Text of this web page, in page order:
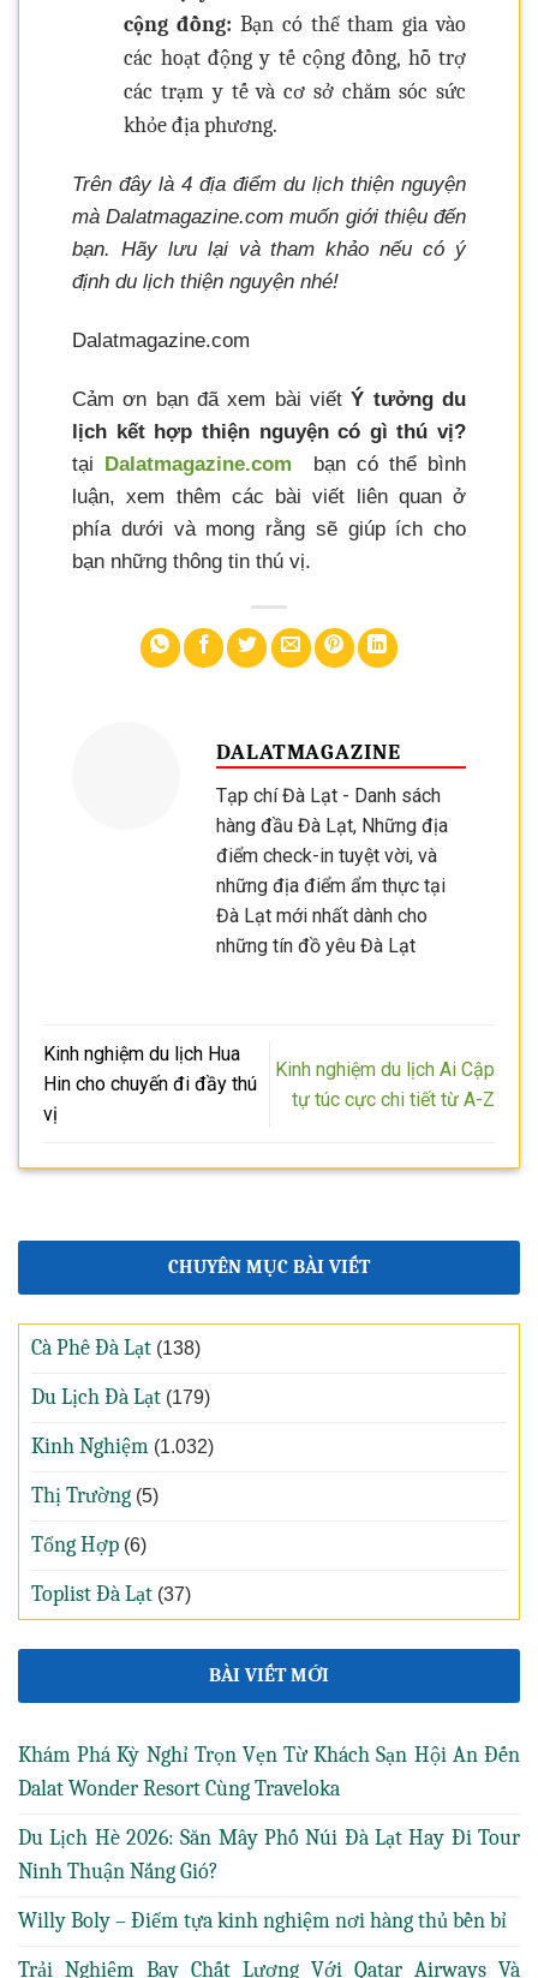
cộng đồng: Bạn có thể tham gia vào
các hoạt động y tế cộng đồng, hỗ trợ
các trạm y tế và cơ sở chăm sóc sức
khỏe địa phương.
Trên đây là 4 địa điểm du lịch thiện nguyện
mà Dalatmagazine.com muốn giới thiệu đến
bạn. Hãy lưu lại và tham khảo nếu có ý
định du lịch thiện nguyện nhé!
Dalatmagazine.com
Cảm ơn bạn đã xem bài viếtÝ tưởng du
lịch kết hợp thiện nguyện có gì thú vị?
tại
Dalatmagazine.com
bạn có thể bình
luận, xem thêm các bài viết liên quan ở
phía dưới và mong rằng sẽ giúp ích cho
bạn những thông tin thú vị.
DALATMAGAZINE
Tạp chí Đà Lạt - Danh sách
hàng đầu Đà Lạt, Những địa
điểm check-in tuyệt vời, và
những địa điểm ẩm thực tại
Đà Lạt mới nhất dành cho
những tín đồ yêu Đà Lạt
Kinh nghiệm du lịch Hua
Hin cho chuyến đi đầy thú
vị
Kinh nghiệm du lịch Ai Cập
tự túc cực chi tiết từ A-Z
CHUYÊN MỤC BÀI VIẾT
Cà Phê Đà Lạt (138)
Du Lịch Đà Lạt (179)
Kinh Nghiệm (1.032)
Thị Trường (5)
Tổng Hợp (6)
Toplist Đà Lạt (37)
BÀI VIẾT MỚI
Khám Phá Kỳ Nghỉ Trọn Vẹn Từ Khách Sạn Hội An Đến
Dalat Wonder Resort Cùng Traveloka
Du Lịch Hè 2026: Săn Mây Phố Núi Đà Lạt Hay Đi Tour
Ninh Thuận Nắng Gió?
Willy Boly – Điểm tựa kinh nghiệm nơi hàng thủ bền bỉ
Trải Nghiệm Bay Chất Lượng Với Qatar Airways Và